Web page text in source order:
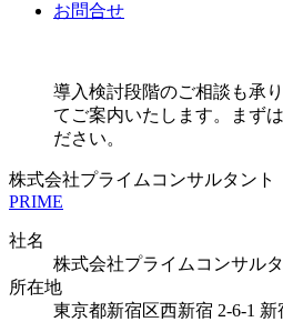
お問合せ
導入検討段階のご相談も承
てご案内いたします。まず
ださい。
株式会社プライムコンサルタント
PRIME
社名
株式会社プライムコンサル
所在地
東京都新宿区西新宿 2-6-1 新